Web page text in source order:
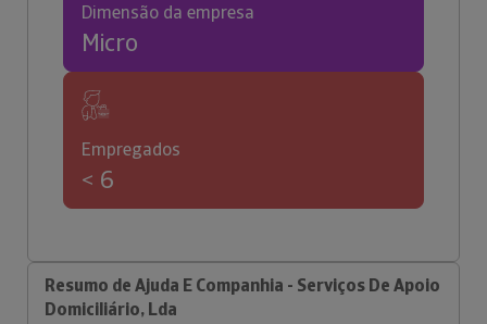
Dimensão da empresa
Micro
Empregados
< 6
Resumo de Ajuda E Companhia - Serviços De Apoio
Domiciliário, Lda